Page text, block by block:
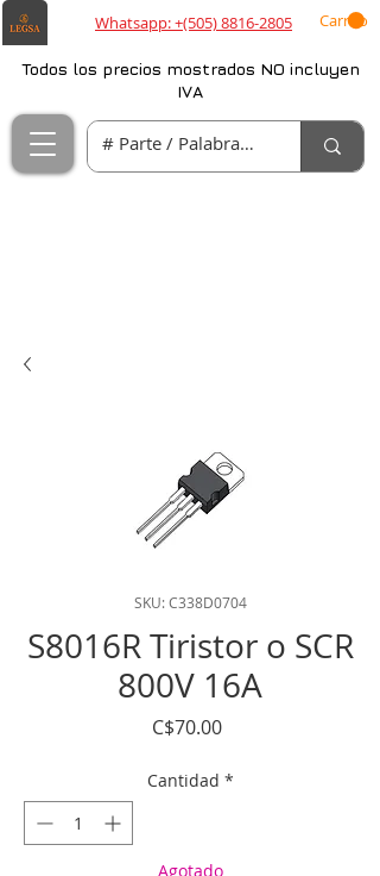
Whatsapp: +(505) 8816-2805 Carrito
Todos los precios mostrados NO incluyen
IVA
SKU: C338D0704
S8016R Tiristor o SCR
800V 16A
C$70.00Precio
Cantidad *
Agotado